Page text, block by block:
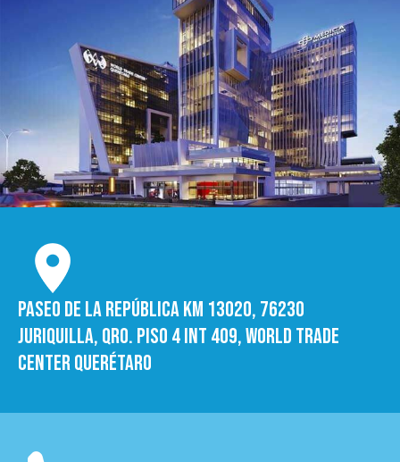
Paseo de la República Km 13020, 76230
Juriquilla, Qro. Piso 4 int 409, World trade
Center Querétaro